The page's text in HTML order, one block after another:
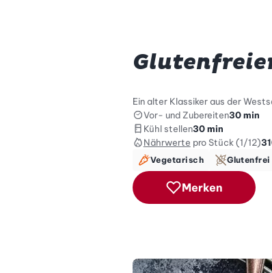
Ein alter Klassiker aus der
Vor- und Zubereiten30 min
Kühl stellen30 min
Nährwerte pro Stück (1/12)
Vegetarisch Glutenfrei
Merken